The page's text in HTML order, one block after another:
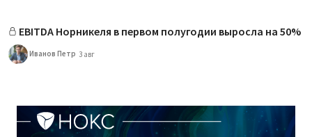
EBITDA Норникеля в первом полугодии выросла на 50%
Иванов Петр 3 авг